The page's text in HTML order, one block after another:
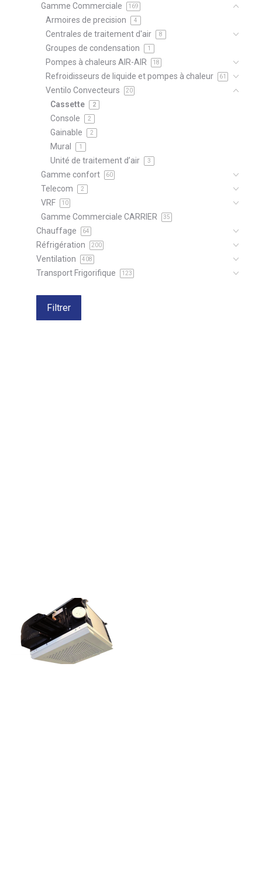
Gamme Commerciale 169
Armoires de precision 4
Centrales de traitement d'air 8
Groupes de condensation 1
Pompes à chaleurs AIR-AIR 18
Refroidisseurs de liquide et pompes à chaleur 61
Ventilo Convecteurs 20
Cassette 2
Console 2
Gainable 2
Mural 1
Unité de traitement d’air 3
Gamme confort 60
Telecom 2
VRF 10
Gamme Commerciale CARRIER 35
Chauffage 64
Réfrigération 200
Ventilation 408
Transport Frigorifique 123
Filtrer